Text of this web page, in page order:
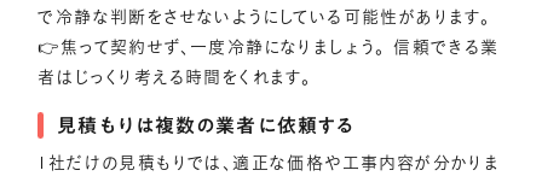
で冷静な判断をさせないようにしている可能性があります。
👉焦って契約せず、一度冷静になりましょう。 信頼できる業
者はじっくり考える時間をくれます。
見積もりは複数の業者に依頼する
1社だけの見積もりでは、適正な価格や工事内容が分かりま